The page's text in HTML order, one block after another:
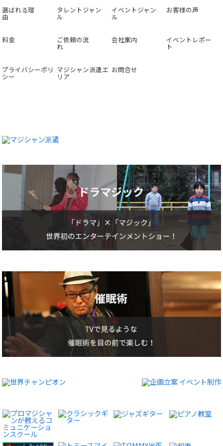
選ばれる理
由
タレントジャン
ル
イベントジャン
ル
お客様の声
料金 ご依頼の流
れ
会社案内 イベントレポー
ト
プライバシーポリ
シー
マジシャン派遣エ
リア
お問合せ